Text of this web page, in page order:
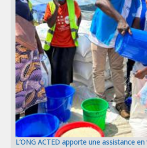
L’ONG ACTED apporte une assistance